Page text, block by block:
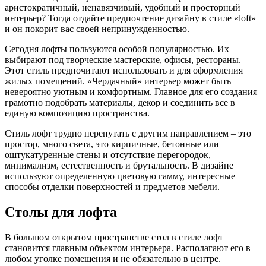
аристократичный, ненавязчивый, удобный и просторный
интерьер? Тогда отдайте предпочтение дизайну в стиле «loft»
и он покорит вас своей непринужденностью.
Сегодня лофты пользуются особой популярностью. Их
выбирают под творческие мастерские, офисы, рестораны.
Этот стиль предпочитают использовать и для оформления
жилых помещений. «Чердачный» интерьер может быть
невероятно уютным и комфортным. Главное для его создания
грамотно подобрать материалы, декор и соединить все в
единую композицию пространства.
Стиль лофт трудно перепутать с другим направлением – это
простор, много света, это кирпичные, бетонные или
оштукатуренные стены и отсутствие перегородок,
минимализм, естественность и брутальность. В дизайне
используют определенную цветовую гамму, интересные
способы отделки поверхностей и предметов мебели.
Столы для лофта
В большом открытом пространстве стол в стиле лофт
становится главным объектом интерьера. Располагают его в
любом уголке помещения и не обязательно в центре.